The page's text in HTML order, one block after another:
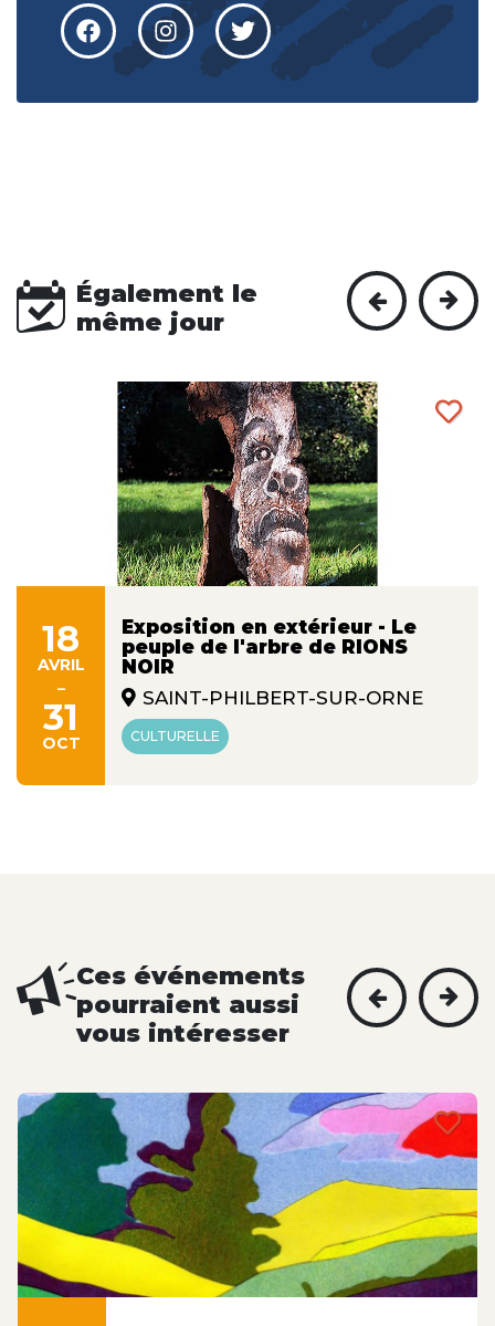
Également le
même jour
18
AVRIL
-
31
OCT
Exposition en extérieur - Le
peuple de l'arbre de RIONS
NOIR
SAINT-PHILBERT-SUR-ORNE
CULTURELLE
Ces événements
pourraient aussi
vous intéresser